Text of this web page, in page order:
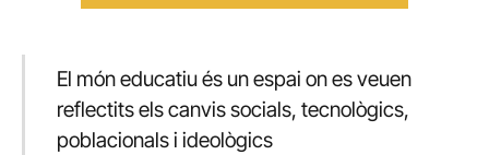
El món educatiu és un espai on es veuen
reflectits els canvis socials, tecnològics,
poblacionals i ideològics